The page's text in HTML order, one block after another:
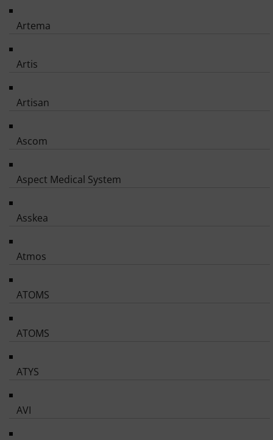
Artema
Artis
Artisan
Ascom
Aspect Medical System
Asskea
Atmos
ATOMS
ATOMS
ATYS
AVI